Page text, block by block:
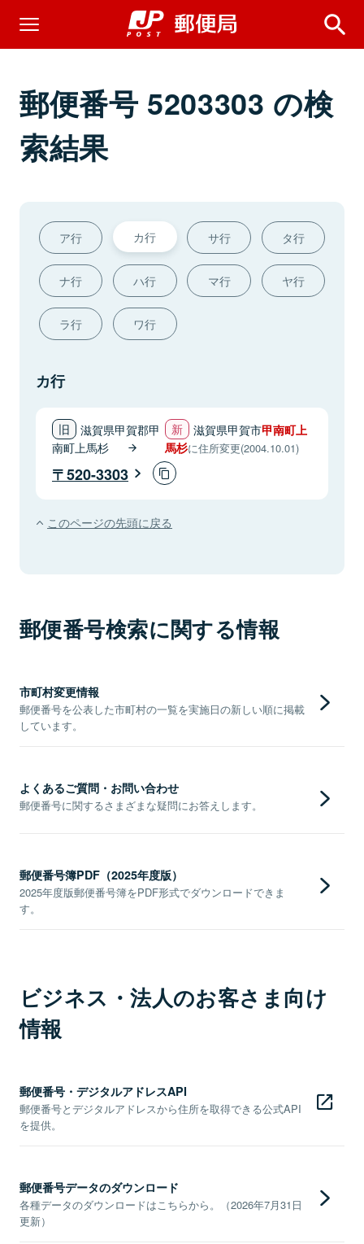
郵便番号 5203303 の検
索結果
ア行 カ行 サ行 タ行
ナ行 ハ行 マ行 ヤ行
ラ行 ワ行
カ行
滋賀県甲賀郡甲
南町上馬杉
滋賀県甲賀市甲南町上
馬杉に住所変更(2004.10.01)
520-3303
このページの先頭に戻る
郵便番号検索に関する情報
市町村変更情報
郵便番号を公表した市町村の一覧を実施日の新しい順に掲載
しています。
よくあるご質問・お問い合わせ
郵便番号に関するさまざまな疑問にお答えします。
郵便番号簿PDF（2025年度版）
2025年度版郵便番号簿をPDF形式でダウンロードできま
す。
ビジネス・法人のお客さま向け
情報
郵便番号・デジタルアドレスAPI
郵便番号とデジタルアドレスから住所を取得できる公式API
を提供。
郵便番号データのダウンロード
各種データのダウンロードはこちらから。（2026年7月31日
更新）